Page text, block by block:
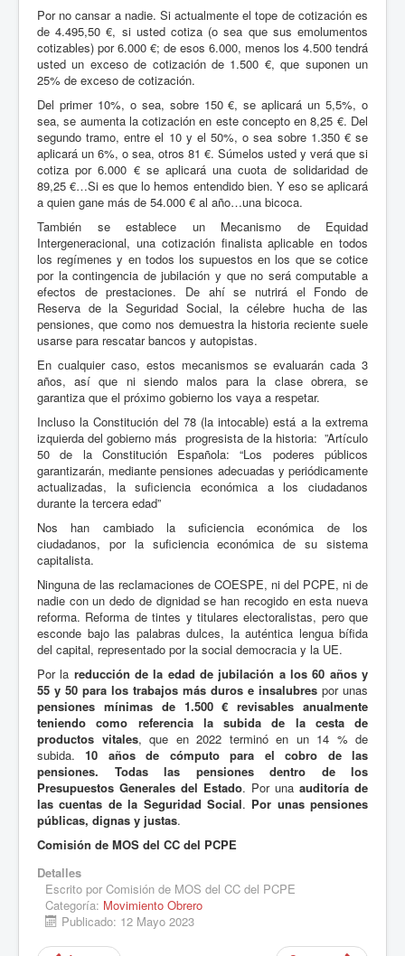
Por no cansar a nadie. Si actualmente el tope de cotización es
de 4.495,50 €, si usted cotiza (o sea que sus emolumentos
cotizables) por 6.000 €; de esos 6.000, menos los 4.500 tendrá
usted un exceso de cotización de 1.500 €, que suponen un
25% de exceso de cotización.
Del primer 10%, o sea, sobre 150 €, se aplicará un 5,5%, o
sea, se aumenta la cotización en este concepto en 8,25 €. Del
segundo tramo, entre el 10 y el 50%, o sea sobre 1.350 € se
aplicará un 6%, o sea, otros 81 €. Súmelos usted y verá que si
cotiza por 6.000 € se aplicará una cuota de solidaridad de
89,25 €…Si es que lo hemos entendido bien. Y eso se aplicará
a quien gane más de 54.000 € al año…una bicoca.
También se establece un Mecanismo de Equidad
Intergeneracional, una cotización finalista aplicable en todos
los regímenes y en todos los supuestos en los que se cotice
por la contingencia de jubilación y que no será computable a
efectos de prestaciones. De ahí se nutrirá el Fondo de
Reserva de la Seguridad Social, la célebre hucha de las
pensiones, que como nos demuestra la historia reciente suele
usarse para rescatar bancos y autopistas.
En cualquier caso, estos mecanismos se evaluarán cada 3
años, así que ni siendo malos para la clase obrera, se
garantiza que el próximo gobierno los vaya a respetar.
Incluso la Constitución del 78 (la intocable) está a la extrema
izquierda del gobierno más progresista de la historia: ”Artículo
50 de la Constitución Española: “Los poderes públicos
garantizarán, mediante pensiones adecuadas y periódicamente
actualizadas, la suficiencia económica a los ciudadanos
durante la tercera edad”
Nos han cambiado la suficiencia económica de los
ciudadanos, por la suficiencia económica de su sistema
capitalista.
Ninguna de las reclamaciones de COESPE, ni del PCPE, ni de
nadie con un dedo de dignidad se han recogido en esta nueva
reforma. Reforma de tintes y titulares electoralistas, pero que
esconde bajo las palabras dulces, la auténtica lengua bífida
del capital, representado por la social democracia y la UE.
Por la reducción de la edad de jubilación a los 60 años y
55 y 50 para los trabajos más duros e insalubres por unas
pensiones mínimas de 1.500 € revisables anualmente
teniendo como referencia la subida de la cesta de
productos vitales, que en 2022 terminó en un 14 % de
subida.10 años de cómputo para el cobro de las
pensiones. Todas las pensiones dentro de los
Presupuestos Generales del Estado. Por una auditoría de
las cuentas de la Seguridad Social. Por unas pensiones
públicas, dignas y justas.
Comisión de MOS del CC del PCPE
Detalles
Escrito por Comisión de MOS del CC del PCPE
Categoría: Movimiento Obrero
Publicado: 12 Mayo 2023